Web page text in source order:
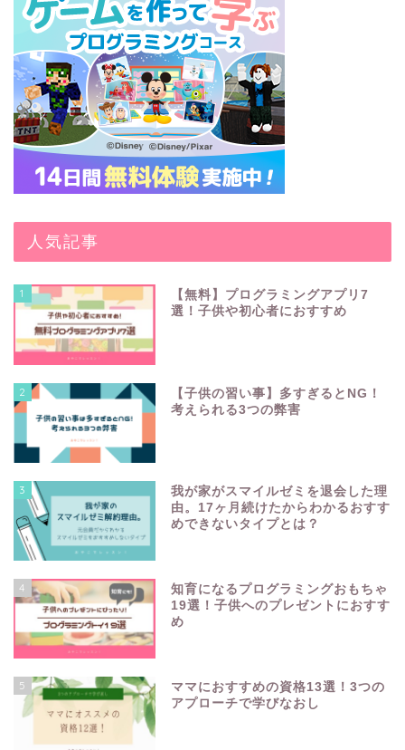
人気記事
1
【無料】プログラミングアプリ7
選！子供や初心者におすすめ
2
【子供の習い事】多すぎるとNG！
考えられる3つの弊害
3
我が家がスマイルゼミを退会した理
由。17ヶ月続けたからわかるおすす
めできないタイプとは？
4
知育になるプログラミングおもちゃ
19選！子供へのプレゼントにおすす
め
5
ママにおすすめの資格13選！3つの
アプローチで学びなおし